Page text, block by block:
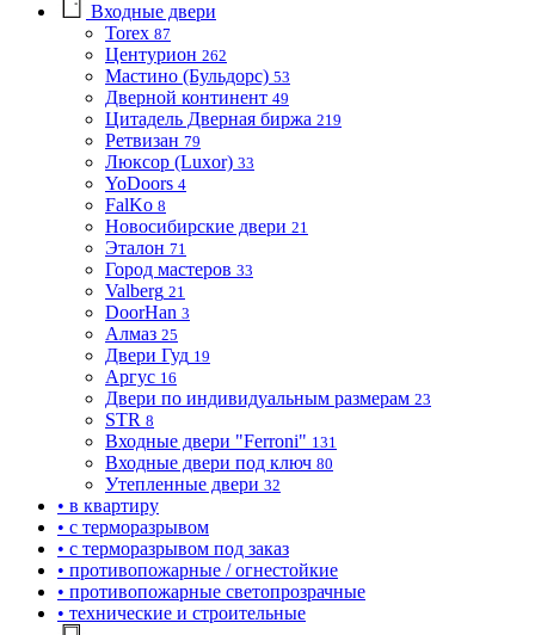
Входные двери
Torex 87
Центурион 262
Мастино (Бульдорс) 53
Дверной континент 49
Цитадель Дверная биржа 219
Ретвизан 79
Люксор (Luxor) 33
YoDoors 4
FalKo 8
Новосибирские двери 21
Эталон 71
Город мастеров 33
Valberg 21
DoorHan 3
Алмаз 25
Двери Гуд 19
Аргус 16
Двери по индивидуальным размерам 23
STR 8
Входные двери "Ferroni" 131
Входные двери под ключ 80
Утепленные двери 32
• в квартиру
• с терморазрывом
• с терморазрывом под заказ
• противопожарные / огнестойкие
• противопожарные светопрозрачные
• технические и строительные